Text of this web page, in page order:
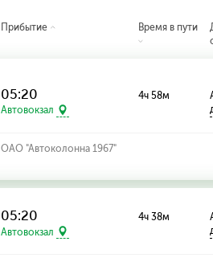
Прибытие Время в пути
05:20
Автовокзал
4ч 58м
ОАО "Автоколонна 1967"
05:20
Автовокзал
4ч 38м